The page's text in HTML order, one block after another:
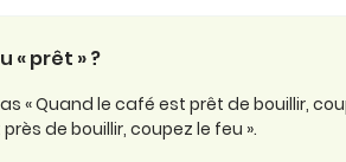
« prêt » ?
« Quand le café est prêt de bouillir,
de bouillir, coupez le feu ».